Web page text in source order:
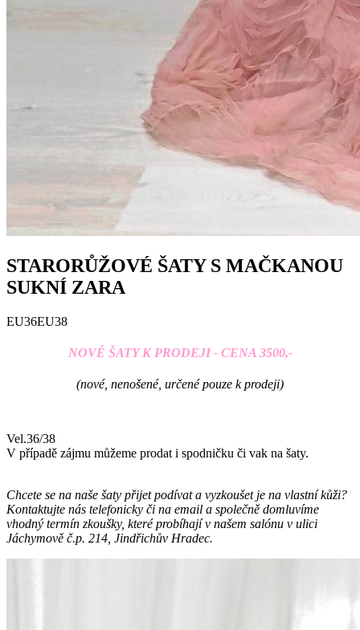
STARORŮŽOVÉ ŠATY S MAČKANOU
SUKNÍ ZARA
EU36EU38
NOVÉ ŠATY K PRODEJI - CENA 3500,-
(nové, nenošené, určené pouze k prodeji)
Vel.36/38
V případě zájmu můžeme prodat i spodničku či vak na šaty.
Chcete se na naše šaty přijet podívat a vyzkoušet je na vlastní kůži?
Kontaktujte nás telefonicky či na email a společně domluvíme
vhodný termín zkoušky, které probíhají v našem salónu v ulici
Jáchymově č.p. 214, Jindřichův Hradec.